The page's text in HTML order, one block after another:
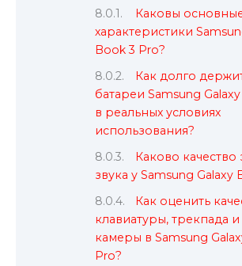
Каковы
характеристики
Book 3 Pro?
Как долго
батареи Samsung
в реальных условиях
использования?
Каково качество
звука у Samsung Galaxy
Как оценить
клавиатуры, трекпада
камеры в Samsung
Pro?